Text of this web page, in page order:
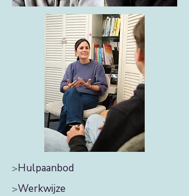
>Hulpaanbod
>Werkwijze